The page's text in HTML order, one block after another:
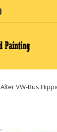
Alter VW-Bus